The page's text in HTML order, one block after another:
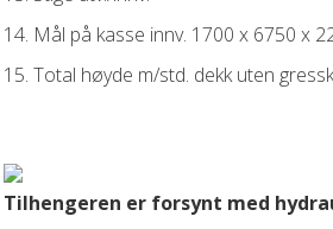
14. Mål på kasse innv. 1700 x 6750 x
15. Total høyde m/std. dekk uten
Tilhengeren er forsynt med